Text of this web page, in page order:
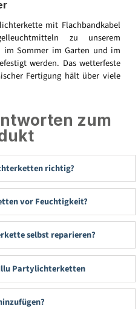
mit Flachbandkabel
zu unserem
im Sommer im Garten und im
werden. Das wetterfeste
Fertigung hält über viele
zum
richtig?
vor Feuchtigkeit?
selbst reparieren?
Partylichterketten